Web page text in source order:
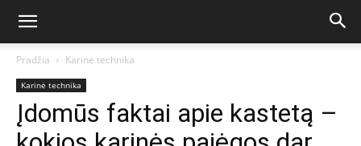
Pradžia Karinė technika
Karinė technika
Įdomūs faktai apie kastetą –